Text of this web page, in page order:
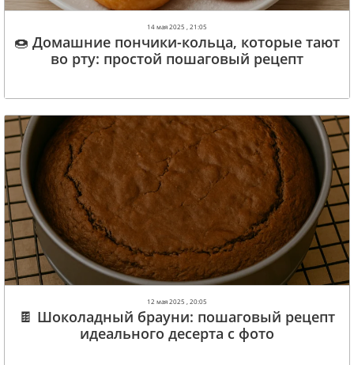
14 мая 2025 , 21:05
🍩 Домашние пончики-кольца, которые тают
во рту: простой пошаговый рецепт
12 мая 2025 , 20:05
🍫 Шоколадный брауни: пошаговый рецепт
идеального десерта с фото